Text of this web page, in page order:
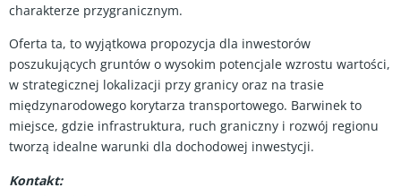
charakterze przygranicznym.
Oferta ta, to wyjątkowa propozycja dla inwestorów
poszukujących gruntów o wysokim potencjale wzrostu wartości,
w strategicznej lokalizacji przy granicy oraz na trasie
międzynarodowego korytarza transportowego. Barwinek to
miejsce, gdzie infrastruktura, ruch graniczny i rozwój regionu
tworzą idealne warunki dla dochodowej inwestycji.
Kontakt: